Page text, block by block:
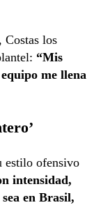
Costas los
“Mis
me llena
estilo ofensivo
intensidad,
en Brasil,